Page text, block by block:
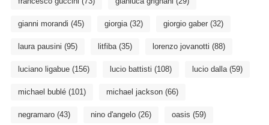
gianni morandi (45) giorgia(32) giorgio gaber(32)
laura pausini (95) litfiba(35) lorenzo jovanotti (88)
luciano ligabue(156) lucio battisti (108) lucio dalla(59)
michael bublé(101) michael jackson(66)
negramaro(43) nino d'angelo(26) oasis (59)